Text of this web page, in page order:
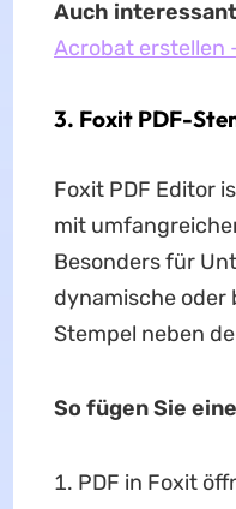
Auch
Acrobat erstellen
3. Foxit PDF-
Foxit PDF Editor
mit
Besonders für
dynamische
Stempel neben
So fügen Sie
PDF in Foxit